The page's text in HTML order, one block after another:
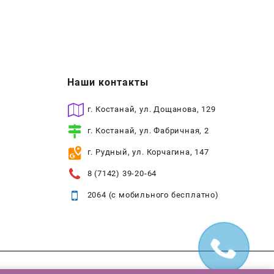
Наши контакты
г. Костанай, ул. Дощанова, 129
г. Костанай, ул. Фабричная, 2
г. Рудный, ул. Корчагина, 147
8 (7142) 39-20-64
2064 (с мобильного бесплатно)